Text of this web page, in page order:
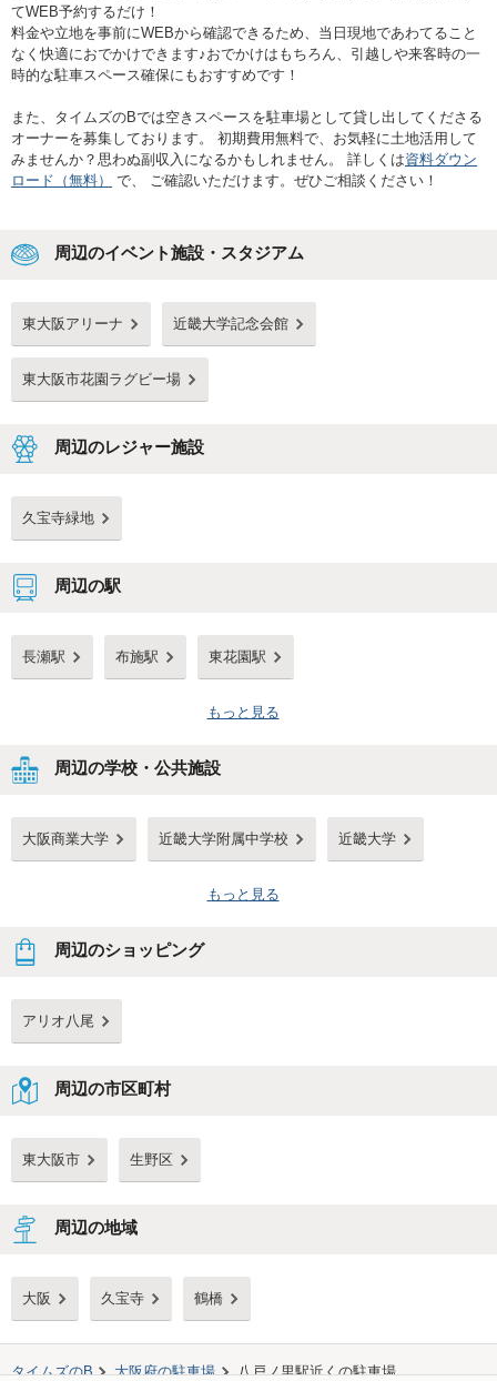
てWEB予約するだけ！
料金や立地を事前にWEBから確認できるため、当日現地であわてること
なく快適におでかけできます♪おでかけはもちろん、引越しや来客時の一
時的な駐車スペース確保にもおすすめです！
また、タイムズのBでは空きスペースを駐車場として貸し出してくださる
オーナーを募集しております。 初期費用無料で、お気軽に土地活用して
みませんか？思わぬ副収入になるかもしれません。 詳しくは資料ダウン
ロード（無料）
で、 ご確認いただけます。ぜひご相談ください！
周辺のイベント施設・スタジアム
東大阪アリーナ 近畿大学記念会館
東大阪市花園ラグビー場
周辺のレジャー施設
久宝寺緑地
周辺の駅
長瀬駅 布施駅 東花園駅
もっと見る
周辺の学校・公共施設
大阪商業大学 近畿大学附属中学校 近畿大学
もっと見る
周辺のショッピング
アリオ八尾
周辺の市区町村
東大阪市 生野区
周辺の地域
大阪 久宝寺 鶴橋
タイムズのB 大阪府の駐車場 八戸ノ里駅近くの駐車場